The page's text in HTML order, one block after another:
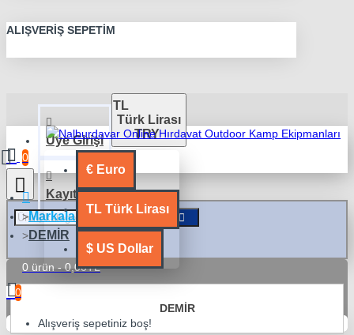
ALIŞVERIŞ SEPETIM
Üye Girişi
Kayıt Ol
TL
Türk Lirası
TRY
€ Euro
TL Türk Lirası
$ US Dollar
0
0 ürün - 0,00TL
0
Alışveriş sepetiniz boş!
Markalar
DEMİR
DEMİR